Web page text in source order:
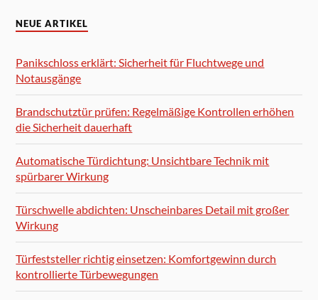
NEUE ARTIKEL
Panikschloss erklärt: Sicherheit für Fluchtwege und
Notausgänge
Brandschutztür prüfen: Regelmäßige Kontrollen erhöhen
die Sicherheit dauerhaft
Automatische Türdichtung: Unsichtbare Technik mit
spürbarer Wirkung
Türschwelle abdichten: Unscheinbares Detail mit großer
Wirkung
Türfeststeller richtig einsetzen: Komfortgewinn durch
kontrollierte Türbewegungen